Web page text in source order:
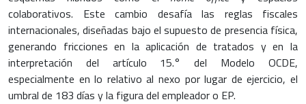
colaborativos. Este cambio desafía las reglas fiscales
internacionales, diseñadas bajo el supuesto de presencia física,
generando fricciones en la aplicación de tratados y en la
interpretación del artículo 15.° del Modelo OCDE,
especialmente en lo relativo al nexo por lugar de ejercicio, el
umbral de 183 días y la figura del empleador o EP.